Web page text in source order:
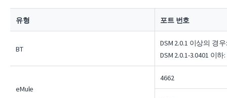
유형 포트 번호
BT
DSM 2.0.1 이상의 경
DSM 2.0.1-3.0401 이하
eMule
4662